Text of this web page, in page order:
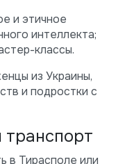
и этичное
интеллекта;
классы.
из Украины,
и подростки с
в Тирасполе или